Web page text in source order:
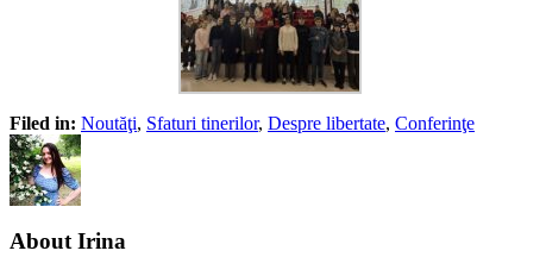
Filed in: Noutăţi, Sfaturi tinerilor, Despre libertate, Conferinţe
About Irina